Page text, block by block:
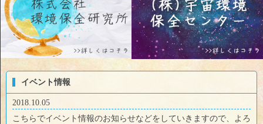
イベント情報
2018.10.05
こちらでイベント情報のお知らせなどをしていきますので、よろ